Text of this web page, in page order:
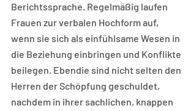
Berichtssprache. Regelmäßig laufen
Frauen zur verbalen Hochform auf,
wenn sie sich als einfühlsame Wesen in
die Beziehung einbringen und Konflikte
beilegen. Ebendie sind nicht selten den
Herren der Schöpfung geschuldet,
nachdem in ihrer sachlichen, knappen